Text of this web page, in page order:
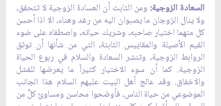
السعادة الزوجية:ومن الثابت أن العسادة الزوجية لا تتحقق،
ولا ينال الزوجان ما يصبوان اليه من رغد وهناء، الا اذا أحسن
كل منهما اختيار صاحبه، وشريك حياته، واصطفاه على ضوء
القيم الأصيلة والمقاييس الثابتة، التي من شأنها أن توثق
الروابط الزوجية، وتنشر السعادة والسلام في ربوع الحياة
الزوجية. كما أن سوء الاختيار كثيراً ما يعرضها للفشل
والاخفاق. وقد عالج أهل البيت عليهم السلام هذا الجانب
الموضوعي من حياة الناس، فأوضحوا محاسن ومساوئ كلٍّ من